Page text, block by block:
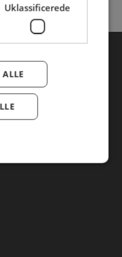
Uklassificerede
ALLE